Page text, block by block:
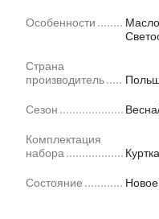
Особенности
Страна
производитель
Сезон
Комплектация
набора
Состояние Новое